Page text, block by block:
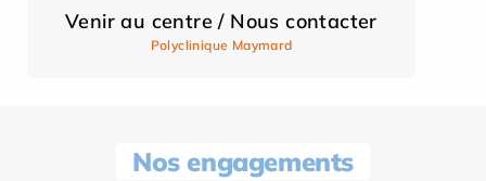
Venir au centre / Nous contacter
Polyclinique Maymard
Nos engagements